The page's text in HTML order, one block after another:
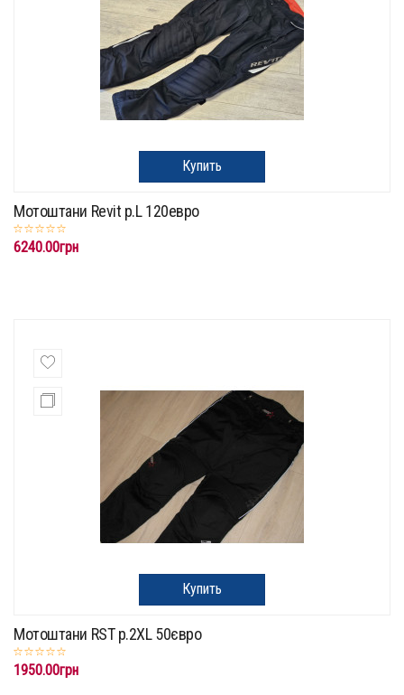
Купить
Мотоштани Revit p.L 120eвро
6240.00грн
Купить
Мотоштани RST p.2XL 50євро
1950.00грн